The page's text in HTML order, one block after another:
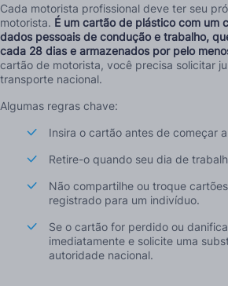
Cada motorista profissional deve ter seu
motorista. É um cartão de plástico com um
dados pessoais de condução e trabalho,
cada 28 dias e armazenados por pelo
cartão de motorista, você precisa solicitar
transporte nacional.
Algumas regras chave:
Insira o cartão antes de começar
Retire-o quando seu dia de
Não compartilhe ou troque
registrado para um indivíduo.
Se o cartão for perdido ou
imediatamente e solicite uma
autoridade nacional.